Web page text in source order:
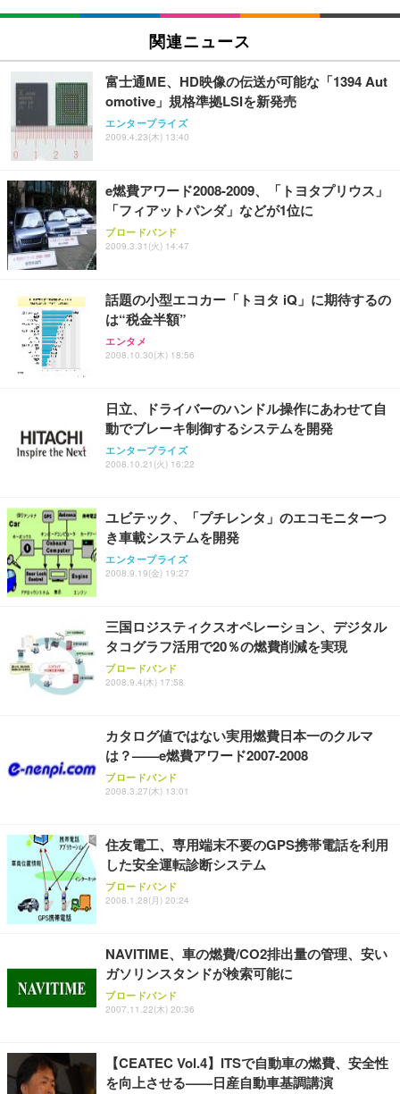
Sezlife オフィスチェア デスクチェア 疲れない テレ
ワーク チェア 強化バックレスト 30度ロッキング機
レスト 3Dヘッドレスト ハンガー付き 高反発クッシ
ョン PCチェア 通気性メッシュ ゲーミング/勉強/事
務用 おしゃれ パソコンチェア (ブラック)
￥7,680
Sezlife オフィスチェア デスクチェア 疲れない テレ
レスト 3Dヘッドレスト ハンガー付き 高反発クッシ
ョン PCチェア 通気性メッシュ ゲーミング/勉強/事
務用 おしゃれ パソコンチェア (ホワイト)
￥7,680
ANDWINT オフィスチェア デスクチェア 肘なし メ
ト 幅52×奥行58.5×高さ84～96cm テレワーク 在宅
勤務 ブラック
￥4,139
【純正品】27"ゲーミングモニター DualSense 充電
フック付き（CFI-ZDM1J）
￥49,979
【整備済み品】Dell E2724HS 27インチ 液晶モニタ
応 ComfortView ビジネス向け
￥15,800
【MiniLED/24.5inch/280Hz/FHD】GRAPHT THE S
像低減 (3年保証 | 輝点保証 | 日本メーカー)
￥34,980
ネオ・ルーライフ ネオ・オムツ L 中型犬用 26枚入
り 単品
￥1,800
Smart Basic(スマートベーシック) 【Amazon.co.jp
￥3,670
アイリスオーヤマ ペットシーツ 超厚型 お徳用 レギ
￥3,731
関連ニュース
富士通ME、HD映像の伝送が可能な「1394 Aut
omotive」規格準拠LSIを新発売
エンタープライズ
2009.4.23(木) 13:40
e燃費アワード2008-2009、「トヨタプリウス」
「フィアットパンダ」などが1位に
ブロードバンド
2009.3.31(火) 14:47
話題の小型エコカー「トヨタ iQ」に期待するの
は“税金半額”
エンタメ
2008.10.30(木) 18:56
日立、ドライバーのハンドル操作にあわせて自
動でブレーキ制御するシステムを開発
エンタープライズ
2008.10.21(火) 16:22
ユビテック、「プチレンタ」のエコモニターつ
き車載システムを開発
エンタープライズ
2008.9.19(金) 19:27
三国ロジスティクスオペレーション、デジタル
タコグラフ活用で20％の燃費削減を実現
ブロードバンド
2008.9.4(木) 17:58
カタログ値ではない実用燃費日本一のクルマ
は？——e燃費アワード2007-2008
ブロードバンド
2008.3.27(木) 13:01
住友電工、専用端末不要のGPS携帯電話を利用
した安全運転診断システム
ブロードバンド
2008.1.28(月) 20:24
NAVITIME、車の燃費/CO2排出量の管理、安い
ガソリンスタンドが検索可能に
ブロードバンド
2007.11.22(木) 20:36
【CEATEC Vol.4】ITSで自動車の燃費、安全性
を向上させる——日産自動車基調講演